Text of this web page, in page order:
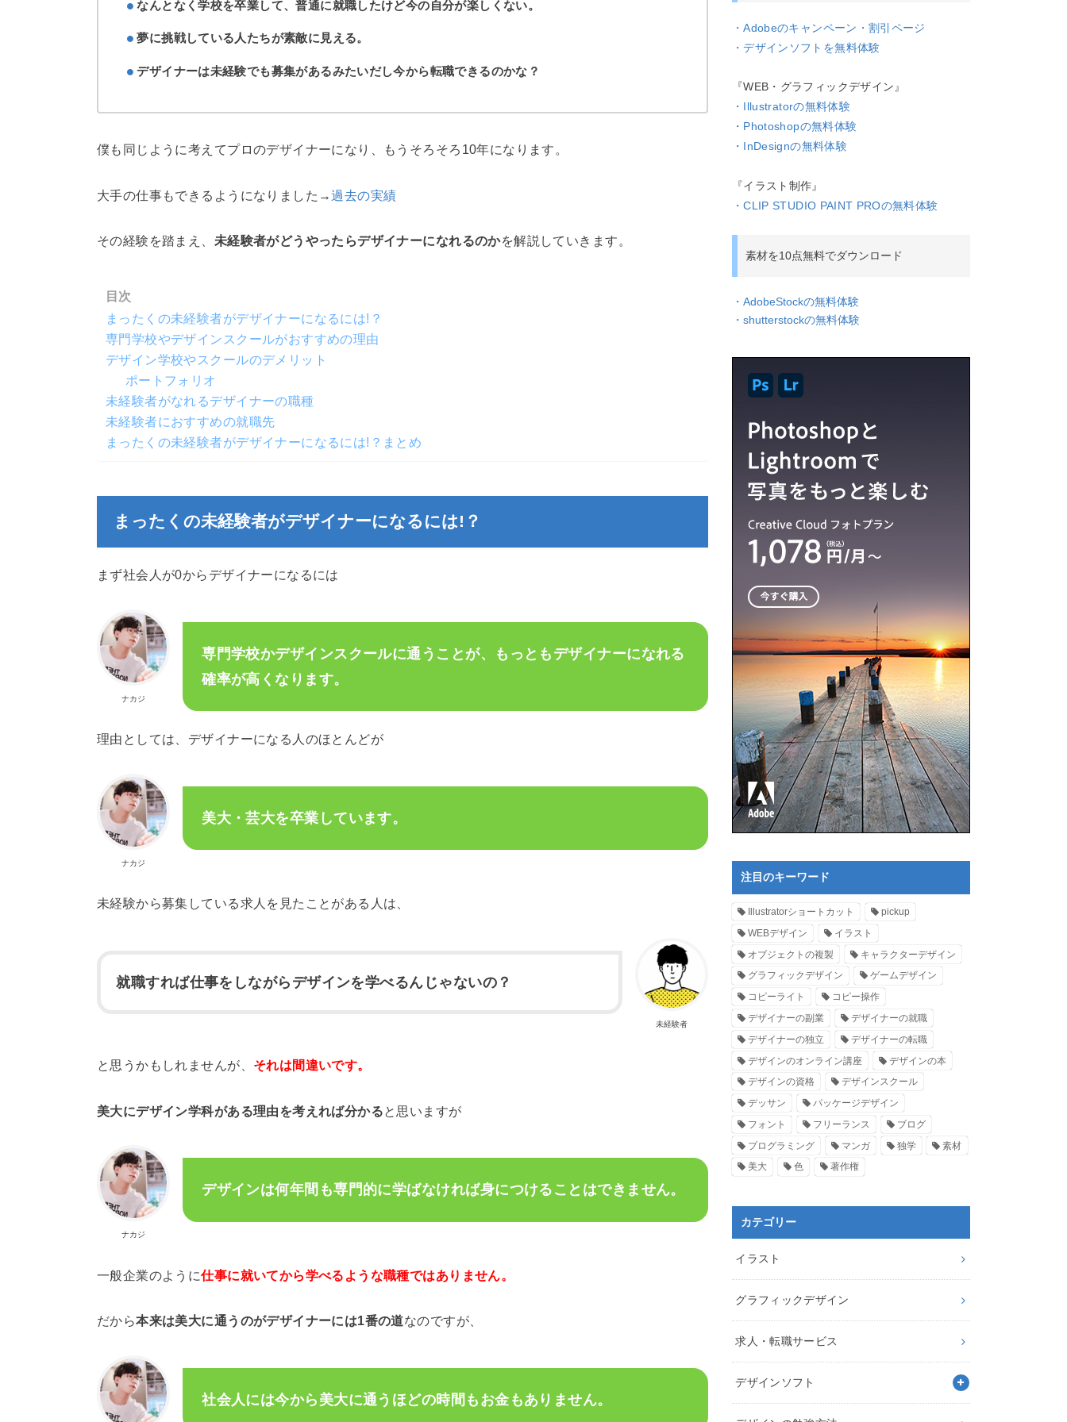
なんとなく学校を卒業して、普通に就職したけど今の自分が楽しくない。
夢に挑戦している人たちが素敵に見える。
デザイナーは未経験でも募集があるみたいだし今から転職できるのかな？
僕も同じように考えてプロのデザイナーになり、もうそろそろ10年になります。
大手の仕事もできるようになりました→過去の実績
その経験を踏まえ、 未経験者がどうやったらデザイナーになれるのかを解説していきます。
目次
まったくの未経験者がデザイナーになるには!？
専門学校やデザインスクールがおすすめの理由
デザイン学校やスクールのデメリット
ポートフォリオ
未経験者がなれるデザイナーの職種
未経験者におすすめの就職先
まったくの未経験者がデザイナーになるには!？まとめ
まったくの未経験者がデザイナーになるには!？
まず社会人が0からデザイナーになるには
ナカジ
専門学校かデザインスクールに通うことが、もっともデザイナーになれる
確率が高くなります。
理由としては、デザイナーになる人のほとんどが
ナカジ
美大・芸大を卒業しています。
未経験から募集している求人を見たことがある人は、
未経験者
就職すれば仕事をしながらデザインを学べるんじゃないの？
と思うかもしれませんが、 それは間違いです。
美大にデザイン学科がある理由を考えれば分かると思いますが
ナカジ
デザインは何年間も専門的に学ばなければ身につけることはできません。
一般企業のように仕事に就いてから学べるような職種ではありません。
だから本来は美大に通うのがデザイナーには1番の道なのですが、
社会人には今から美大に通うほどの時間もお金もありません。
・Adobeのキャンペーン・割引ページ
・デザインソフトを無料体験
『WEB・グラフィックデザイン』
・Illustratorの無料体験
・Photoshopの無料体験
・InDesignの無料体験
『イラスト制作』
・CLIP STUDIO PAINT PROの無料体験
素材を10点無料でダウンロード
・AdobeStockの無料体験
・shutterstockの無料体験
注目のキーワード
Illustratorショートカット
pickup
WEBデザイン
イラスト
オブジェクトの複製
キャラクターデザイン
グラフィックデザイン
ゲームデザイン
コピーライト
コピー操作
デザイナーの副業
デザイナーの就職
デザイナーの独立
デザイナーの転職
デザインのオンライン講座
デザインの本
デザインの資格
デザインスクール
デッサン
パッケージデザイン
フォント
フリーランス
ブログ
プログラミング
マンガ 独学
素材
美大
色 著作権
カテゴリー
イラスト
グラフィックデザイン
求人・転職サービス
デザインソフト